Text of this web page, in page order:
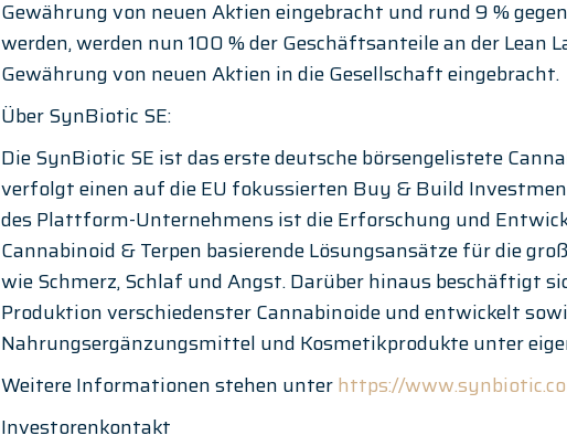
Gewährung von neuen Aktien eingebracht und rund 9 %
werden, werden nun 100 % der Geschäftsanteile an der Lean
Gewährung von neuen Aktien in die Gesellschaft eingebracht.
Über SynBiotic SE:
Die SynBiotic SE ist das erste deutsche börsengelistete
verfolgt einen auf die EU fokussierten Buy & Build
des Plattform-Unternehmens ist die Erforschung und
Cannabinoid & Terpen basierende Lösungsansätze für die
wie Schmerz, Schlaf und Angst. Darüber hinaus beschäftigt
Produktion verschiedenster Cannabinoide und entwickelt
Nahrungsergänzungsmittel und Kosmetikprodukte unter
Weitere Informationen stehen unter https://
Investorenkontakt